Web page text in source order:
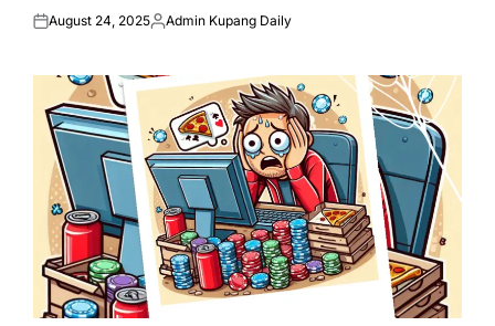
Posted
August 24, 2025Posted
Admin Kupang Daily